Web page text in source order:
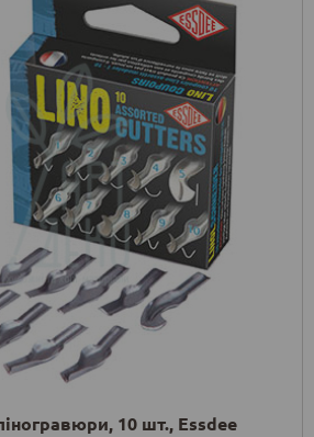
10 шт., Essdee